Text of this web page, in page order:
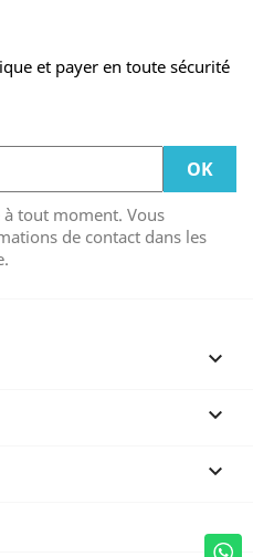
et payer en toute sécurité
tout moment. Vous
de contact dans les


